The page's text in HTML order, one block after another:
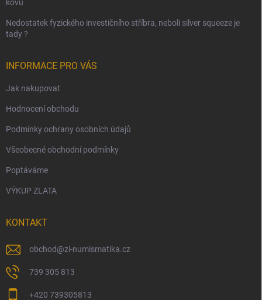
kovů
Nedostatek fyzického investičního stříbra, neboli silver squeeze je
tady ?
INFORMACE PRO VÁS
Jak nakupovat
Hodnocení obchodu
Podmínky ochrany osobních údajů
Všeobecné obchodní podmínky
Poptáváme
VÝKUP ZLATA
KONTAKT
obchod@zi-numismatika.cz
739 305 813
+420 739305813